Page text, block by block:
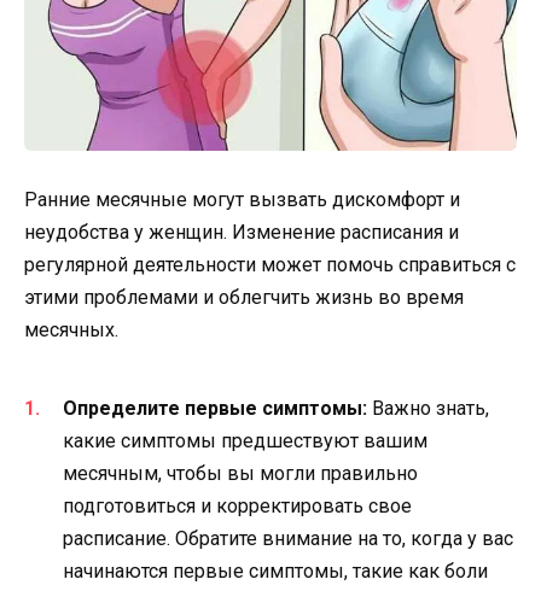
Ранние месячные могут вызвать дискомфорт и
неудобства у женщин. Изменение расписания и
регулярной деятельности может помочь справиться с
этими проблемами и облегчить жизнь во время
месячных.
Определите первые симптомы: Важно знать,
какие симптомы предшествуют вашим
месячным, чтобы вы могли правильно
подготовиться и корректировать свое
расписание. Обратите внимание на то, когда у вас
начинаются первые симптомы, такие как боли